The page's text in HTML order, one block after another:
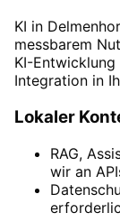
KI in
messbarem
KI-
Integration in
Lokaler
RAG,
wir an